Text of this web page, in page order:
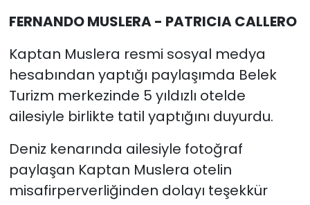
FERNANDO MUSLERA - PATRICIA CALLERO
Kaptan Muslera resmi sosyal medya
hesabından yaptığı paylaşımda Belek
Turizm merkezinde 5 yıldızlı otelde
ailesiyle birlikte tatil yaptığını duyurdu.
Deniz kenarında ailesiyle fotoğraf
paylaşan Kaptan Muslera otelin
misafirperverliğinden dolayı teşekkür